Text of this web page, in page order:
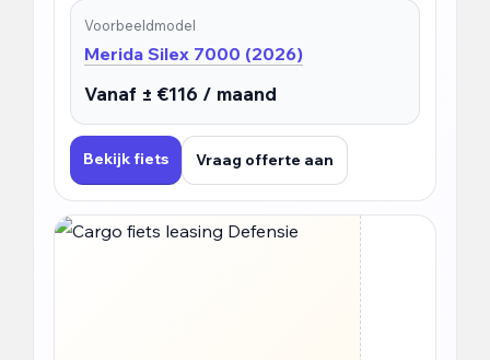
Voorbeeldmodel
Merida Silex 7000 (2026)
Vanaf ± €116 / maand
Bekijk fiets Vraag offerte aan